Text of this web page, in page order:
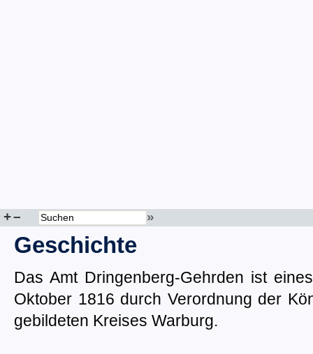
+– »
Geschichte
Das Amt Dringenberg-Gehrden ist
Oktober 1816 durch Verordnung der
gebildeten Kreises Warburg.